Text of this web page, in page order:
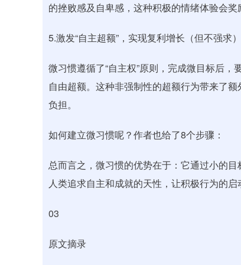
的挫败感及自卑感，这种积极的情绪体验会奖
5.激发“自主超额”，实现复利增长（但不强求）
微习惯遵循了“自主权”原则，完成微目标后
自由超额。这种非强制性的超额行为带来了
负担。
如何建立微习惯呢？作者也给了8个步骤：
总而言之，微习惯的优势在于：它通过小的
人类追求自主和成就的天性，让积极行为的启
03
原文摘录